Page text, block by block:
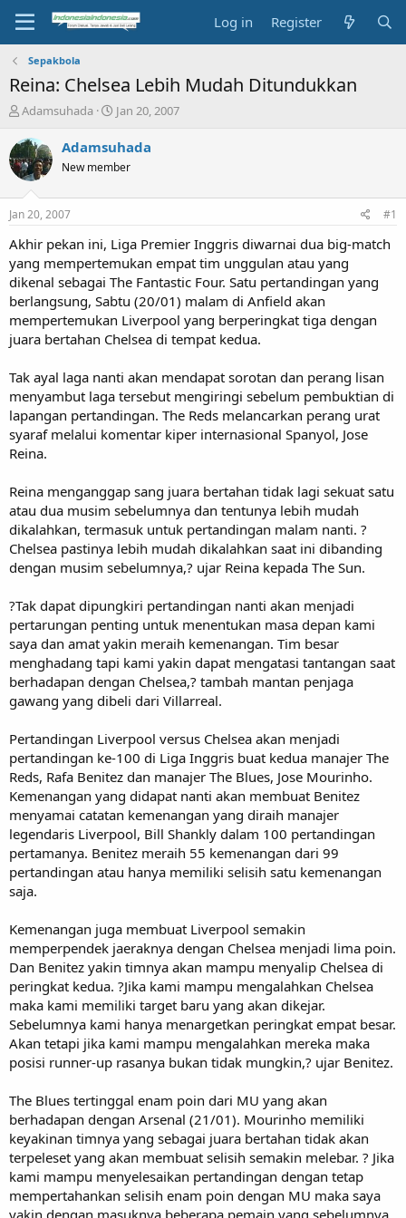
Log in Register
Sepakbola
Reina: Chelsea Lebih Mudah Ditundukkan
T
r
e
a
t
a
t
e
r
Adamsuhada
S
a
t
e
Jan 20, 2007
Adamsuhada
New member
Jan 20, 2007 #1
Akhir pekan ini, Liga Premier Inggris diwarnai dua big-match
yang mempertemukan empat tim unggulan atau yang
dikenal sebagai The Fantastic Four. Satu pertandingan yang
berlangsung, Sabtu (20/01) malam di Anfield akan
mempertemukan Liverpool yang berperingkat tiga dengan
juara bertahan Chelsea di tempat kedua.
Tak ayal laga nanti akan mendapat sorotan dan perang lisan
menyambut laga tersebut mengiringi sebelum pembuktian di
lapangan pertandingan. The Reds melancarkan perang urat
syaraf melalui komentar kiper internasional Spanyol, Jose
Reina.
Reina menganggap sang juara bertahan tidak lagi sekuat satu
atau dua musim sebelumnya dan tentunya lebih mudah
dikalahkan, termasuk untuk pertandingan malam nanti. ?
Chelsea pastinya lebih mudah dikalahkan saat ini dibanding
dengan musim sebelumnya,? ujar Reina kepada The Sun.
?Tak dapat dipungkiri pertandingan nanti akan menjadi
pertarungan penting untuk menentukan masa depan kami
saya dan amat yakin meraih kemenangan. Tim besar
menghadang tapi kami yakin dapat mengatasi tantangan saat
berhadapan dengan Chelsea,? tambah mantan penjaga
gawang yang dibeli dari Villarreal.
Pertandingan Liverpool versus Chelsea akan menjadi
pertandingan ke-100 di Liga Inggris buat kedua manajer The
Reds, Rafa Benitez dan manajer The Blues, Jose Mourinho.
Kemenangan yang didapat nanti akan membuat Benitez
menyamai catatan kemenangan yang diraih manajer
legendaris Liverpool, Bill Shankly dalam 100 pertandingan
pertamanya. Benitez meraih 55 kemenangan dari 99
pertandingan atau hanya memiliki selisih satu kemenangan
saja.
Kemenangan juga membuat Liverpool semakin
memperpendek jaeraknya dengan Chelsea menjadi lima poin.
Dan Benitez yakin timnya akan mampu menyalip Chelsea di
peringkat kedua. ?Jika kami mampu mengalahkan Chelsea
maka kami memiliki target baru yang akan dikejar.
Sebelumnya kami hanya menargetkan peringkat empat besar.
Akan tetapi jika kami mampu mengalahkan mereka maka
posisi runner-up rasanya bukan tidak mungkin,? ujar Benitez.
The Blues tertinggal enam poin dari MU yang akan
berhadapan dengan Arsenal (21/01). Mourinho memiliki
keyakinan timnya yang sebagai juara bertahan tidak akan
terpeleset yang akan membuat selisih semakin melebar. ? Jika
kami mampu menyelesaikan pertandingan dengan tetap
mempertahankan selisih enam poin dengan MU maka saya
yakin dengan masuknya beberapa pemain yang sebelumnya